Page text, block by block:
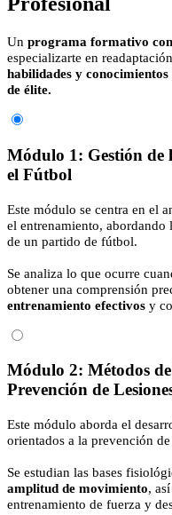
Un programa formativo
especializarte en
habilidades y
de élite.
Módulo 1: Gestión de
el Fútbol
Este módulo se centra en el
el entrenamiento, abordando
de un partido de fútbol.
Se analiza lo que ocurre
obtener una comprensión
entrenamiento efectivos y
Módulo 2: Métodos
Prevención de
Este módulo aborda el
orientados a la prevención
Se estudian las bases
amplitud de movimiento,
entrenamiento de fuerza y